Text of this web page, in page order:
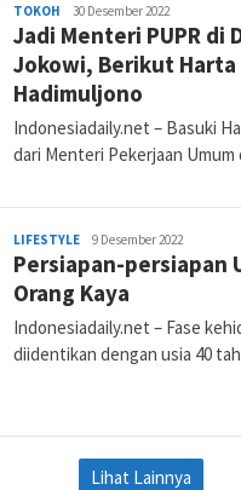
TOKOH Admin
Indonesiadaily
30 Desember 2022
Jadi Menteri PUPR di
Jokowi, Berikut Harta
Hadimuljono
Indonesiadaily.net – Basuki
dari Menteri Pekerjaan
LIFESTYLE Admin
Indonesiadaily
9 Desember 2022
Persiapan-persiapan
Orang Kaya
Indonesiadaily.net – Fase
diidentikan dengan usia 40
Lihat Lainnya